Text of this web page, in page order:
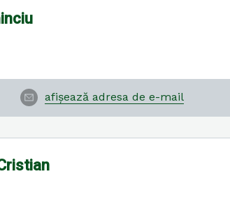
afișează adresa de e-mail